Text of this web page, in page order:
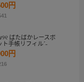
円
ぱたぱかレースポ
ト手帳リフィルˊ˗
円